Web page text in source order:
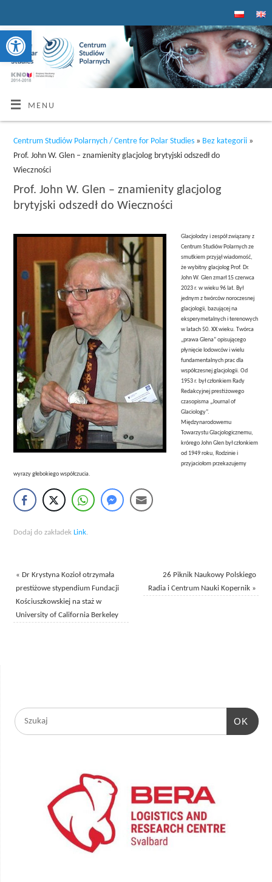
Otwórz pasek narzędzi
MENU
Centrum Studiów Polarnych / Centre for Polar Studies» Bez kategorii»
Prof. John W. Glen – znamienity glacjolog brytyjski odszedł do
Wieczności
Prof. John W. Glen – znamienity glacjolog
brytyjski odszedł do Wieczności
Glacjolodzy i zespół związany z
Centrum Studiów Polarnych ze
smutkiem przyjął wiadomość,
że wybitny glacjolog Prof. Dr.
John W. Glen zmarł 15 czerwca
2023 r. w wieku 96 lat. Był
jednym z twórców noroczesnej
glacjologii, bazującej na
eksperymetalnych i terenowych
w latach 50. XX wieku. Twórca
„prawa Glena” opisującego
płynięcie lodowców i wielu
fundamentalnych prac dla
współczesnej glacjologii. Od
1953 r. był członkiem Rady
Redakcyjnej prestiżowego
czasopisma „Journal of
Glaciology”.
Międzynarodowemu
Towarzystu Glacjologicznemu,
krórego John Glen był członkiem
od 1949 roku, Rodzinie i
przyjaciołom przekazujemy
wyrazy głebokiego współczucia.
Dodaj do zakładek Link.
« Dr Krystyna Kozioł otrzymała
prestiżowe stypendium Fundacji
Kościuszkowskiej na staż w
University of California Berkeley
26 Piknik Naukowy Polskiego
Radia i Centrum Nauki Kopernik »
OK